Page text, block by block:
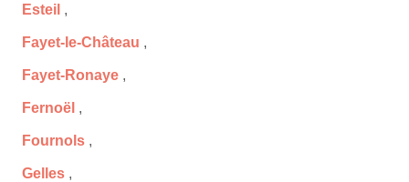
Esteil ,
Fayet-le-Château ,
Fayet-Ronaye ,
Fernoël ,
Fournols ,
Gelles ,